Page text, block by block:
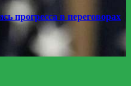
прогресса в переговорах